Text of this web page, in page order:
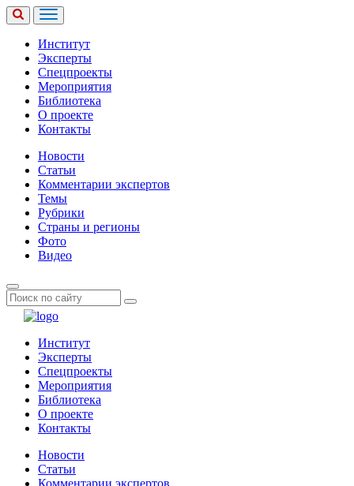
Институт
Эксперты
Спецпроекты
Мероприятия
Библиотека
О проекте
Контакты
Новости
Статьи
Комментарии экспертов
Темы
Рубрики
Страны и регионы
Фото
Видео
Институт
Эксперты
Спецпроекты
Мероприятия
Библиотека
О проекте
Контакты
Новости
Статьи
Комментарии экспертов